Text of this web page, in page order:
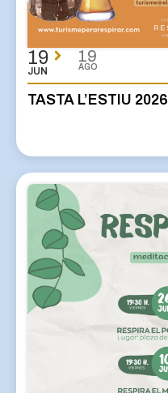
19
JUN
19
AGO
TASTA L’ESTIU 2026